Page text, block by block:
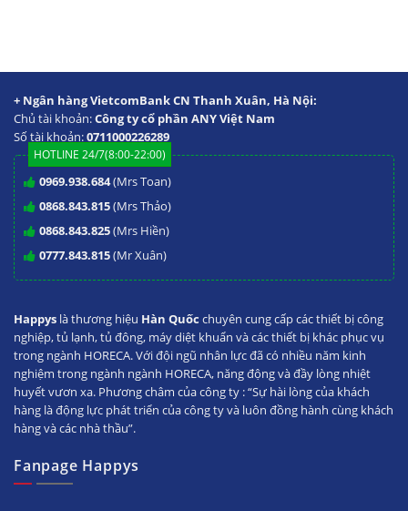
+ Ngân hàng VietcomBank CN Thanh Xuân, Hà Nội:
Chủ tài khoản:Công ty cổ phần ANY Việt Nam
Số tài khoản:0711000226289
HOTLINE 24/7(8:00-22:00)
0969.938.684(Mrs Toan)
0868.843.815(Mrs Thảo)
0868.843.825(Mrs Hiền)
0777.843.815(Mr Xuân)
Happys là thương hiệu Hàn Quốc chuyên cung cấp các thiết bị công
nghiệp, tủ lạnh, tủ đông, máy diệt khuẩn và các thiết bị khác phục vụ
trong ngành HORECA. Với đội ngũ nhân lực đã có nhiều năm kinh
nghiệm trong ngành ngành HORECA, năng động và đầy lòng nhiệt
huyết vươn xa. Phương châm của công ty : “Sự hài lòng của khách
hàng là động lực phát triển của công ty và luôn đồng hành cùng khách
hàng và các nhà thầu”.
Fanpage Happys